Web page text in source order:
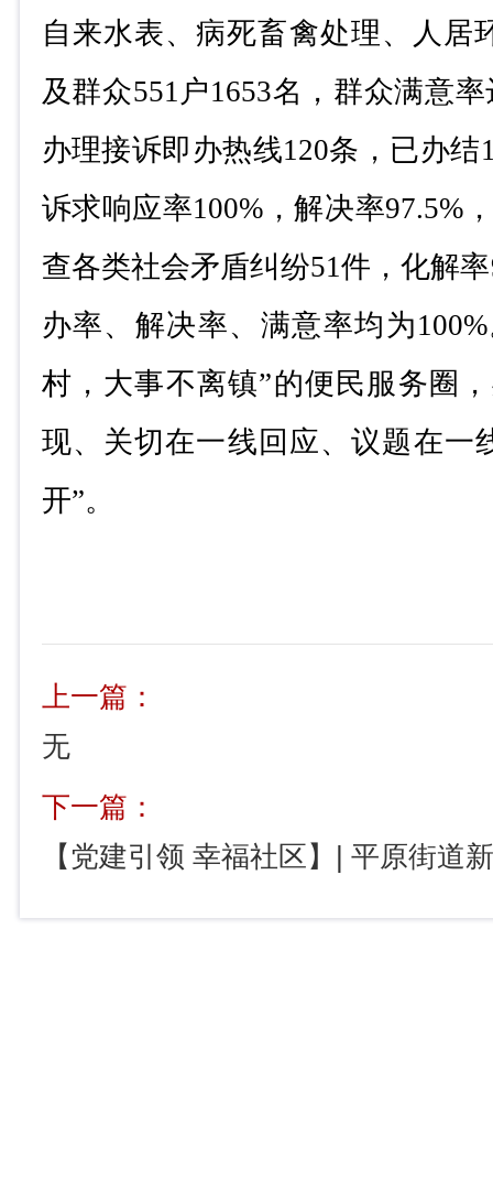
自来水表、病死畜禽处理、人居
及群众551 户1653名，群众满意率
办理接诉即办热线120条，已办结
诉求响应率100% ，解决率97.5%
查各类社会矛盾纠纷51件，化解率
办率、解决率、满意率均为100%
村，大事不离镇”的便民服务圈
现、关切在一线回应、议题在一
开”。
上一篇：
无
下一篇：